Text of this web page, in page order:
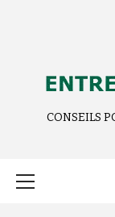
CONSEILS